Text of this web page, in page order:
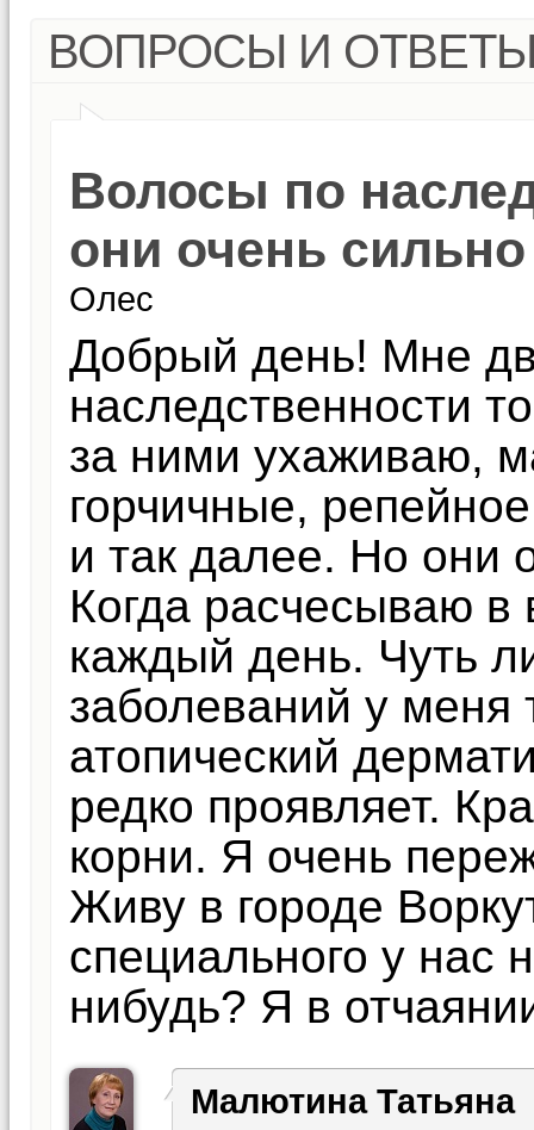
ВОПРОСЫ И
Волосы по
они очень
Олес
Добрый день! Мне
наследственности
за ними ухаживаю,
горчичные,
и так далее. Но они
Когда расчесываю в
каждый день. Чуть
заболеваний у меня
атопический
редко проявляет.
корни. Я очень
Живу в городе
специального у нас
нибудь? Я в
Малютина Татьяна